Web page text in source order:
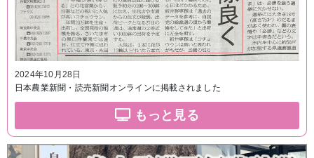
2024年10月28日
日本農業新聞・読売新聞オンラインに掲載されました
もっと見る